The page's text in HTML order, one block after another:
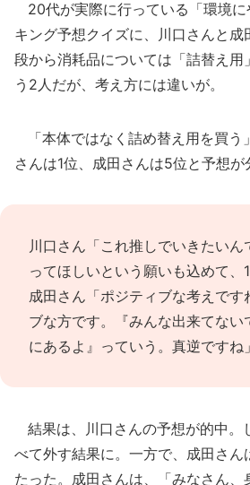
20代が実際に行っている「環境に
キング予想クイズに、川口さんと
段から消耗品については「詰替え用
う2人だが、考え方には違いが。
「本体ではなく詰め替え用を買う
さんは1位、成田さんは5位と予想が
川口さん「これ推しでいきたいん
ってほしいという願いも込めて、
成田さん「ポジティブな考えです
ブな方です。『みんな出来てない
にあるよ』っていう。真逆ですね」
結果は、川口さんの予想が的中。
べて外す結果に。一方で、成田さん
たった。成田さんは、「みなさん、